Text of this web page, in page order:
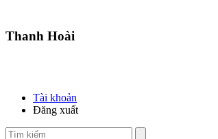
Thanh Hoài
Tài khoản
Đăng xuất